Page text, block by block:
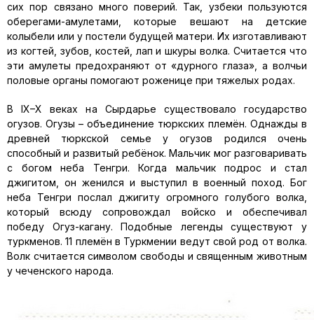
сих пор связано много поверий. Так, узбеки пользуются
оберегами-амулетами, которые вешают на детские
колыбели или у постели будущей матери. Их изготавливают
из когтей, зубов, костей, лап и шкуры волка. Считается что
эти амулеты предохраняют от «дурного глаза», а волчьи
половые органы помогают роженице при тяжелых родах.
В IX–X веках на Сырдарье существовало государство
огузов. Огузы – объединение тюркских племён. Однажды в
древней тюркской семье у огузов родился очень
способный и развитый ребёнок. Мальчик мог разговаривать
с богом неба Тенгри. Когда мальчик подрос и стал
джигитом, он женился и выступил в военный поход. Бог
неба Тенгри послал джигиту огромного голубого волка,
который всюду сопровождал войско и обеспечивал
победу Огуз-кагану. Подобные легенды существуют у
туркменов. 11 племён в Туркмении ведут свой род от волка.
Волк считается символом свободы и священным животным
у чеченского народа.